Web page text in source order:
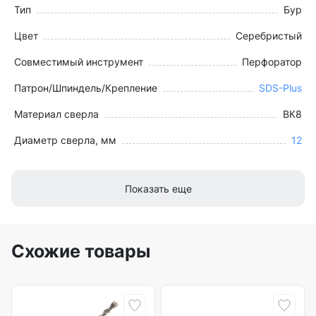
Тип Бур
Цвет Серебристый
Совместимый инструмент Перфоратор
Патрон/Шпиндель/Крепление SDS-Plus
Материал сверла ВК8
Диаметр сверла, мм 12
Показать еще
Схожие товары